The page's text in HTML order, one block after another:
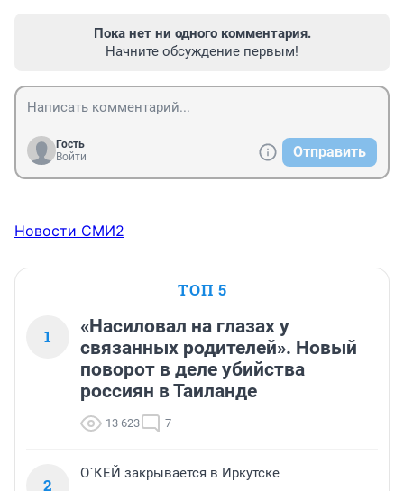
Пока нет ни одного комментария.
Начните обсуждение первым!
Гость
Войти
Отправить
Новости СМИ2
ТОП 5
1
«Насиловал на глазах у
связанных родителей». Новый
поворот в деле убийства
россиян в Таиланде
13 623 7
2
О`КЕЙ закрывается в Иркутске